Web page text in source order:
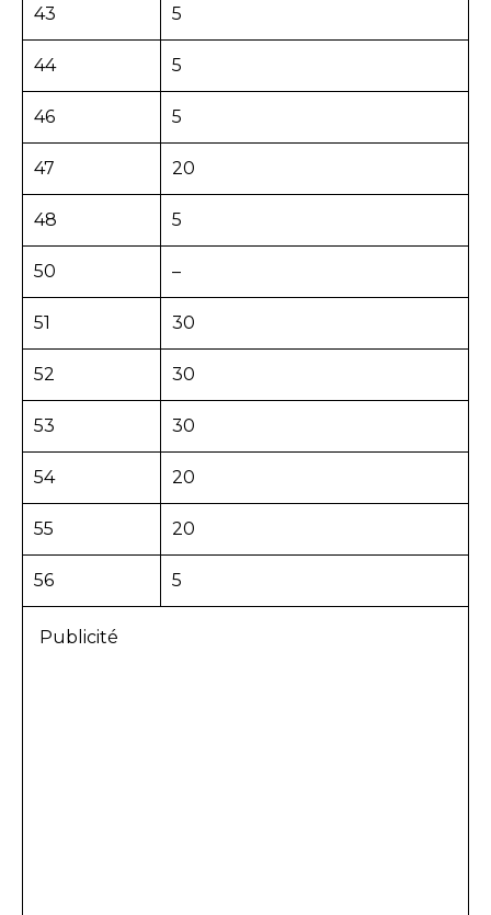
43 5
44 5
46 5
47 20
48 5
50 –
51 30
52 30
53 30
54 20
55 20
56 5
Publicité